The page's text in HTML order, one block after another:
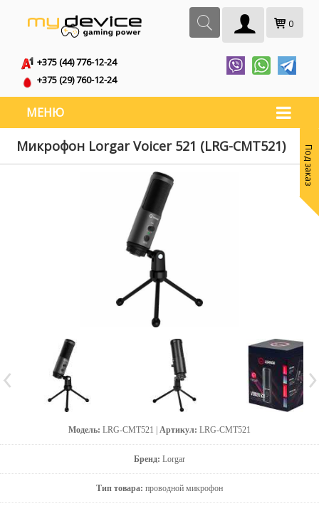
0
+375 (44) 776-12-24
+375 (29) 760-12-24
МЕНЮ
Микрофон Lorgar Voicer 521 (LRG-CMT521)
Модель: LRG-CMT521 | Артикул: LRG-CMT521
Бренд: Lorgar
Тип товара: проводной микрофон
Под заказ